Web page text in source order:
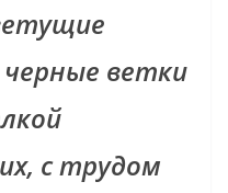
ветки
с трудом